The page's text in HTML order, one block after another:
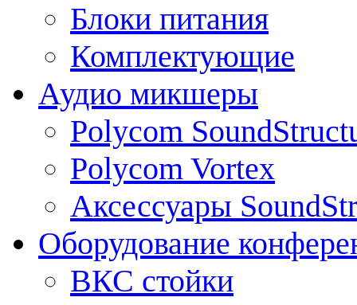
Блоки питания
Комплектующие
Аудио микшеры
Polycom
Polycom Vortex
Аксессуары
Оборудование
ВКС стойки